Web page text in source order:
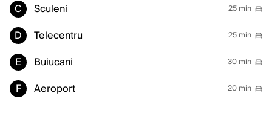
C Sculeni 25 min
D Telecentru 25 min
E Buiucani 30 min
F Aeroport 20 min